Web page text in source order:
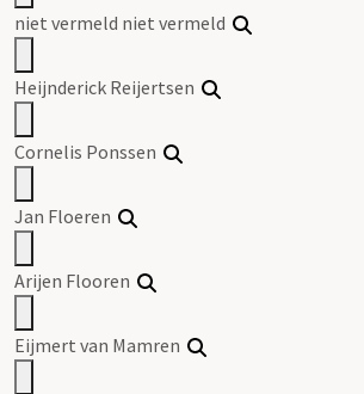
niet vermeld niet vermeld
Heijnderick Reijertsen
Cornelis Ponssen
Jan Floeren
Arijen Flooren
Eijmert van Mamren